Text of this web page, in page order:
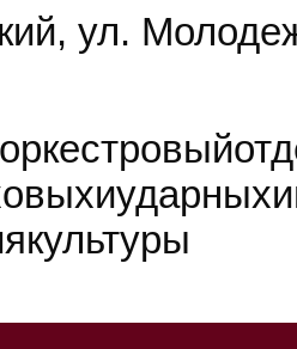
ул.